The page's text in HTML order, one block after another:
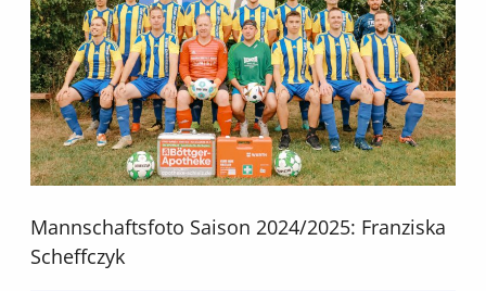
Mannschaftsfoto Saison 2024/2025: Franziska
Scheffczyk